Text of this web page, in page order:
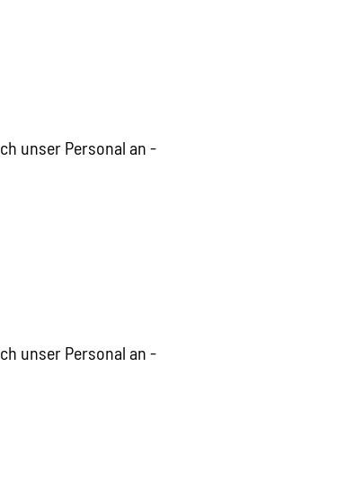
unser Personal an -
unser Personal an -